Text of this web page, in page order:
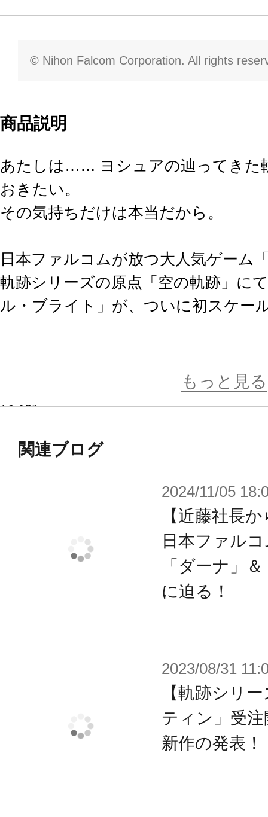
© Nihon Falcom Corporation. All rights
商品説明
あたしは…… ヨシュアの辿ってきた
おきたい。
その気持ちだけは本当だから。
日本ファルコムが放つ大人気ゲーム
軌跡シリーズの原点「空の軌跡」に
ル・ブライト」が、ついに初スケー
蛇》との闘いを描いたシリーズ第二
アルを彷彿とさせるポージングで立
発売済みの同シリーズフィギュアと
る「軌跡」ワールドをお楽しみいた
軌跡シリーズを愛する全てのファン
お楽しみください。
ます。
もっと見る
関連ブログ
2024/11/05
【近藤社長
日本ファル
「ダーナ」
に迫る！
2023/08/31
【軌跡シリ
ティン」受
新作の発表！